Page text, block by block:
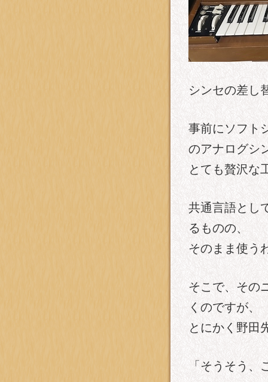
シンセの差し
事前にソフト
のアナログシ
とても贅沢な
共通言語とし
るものの、
そのまま使う
そこで、その
くのですが、
とにかく野田
「そうそう、